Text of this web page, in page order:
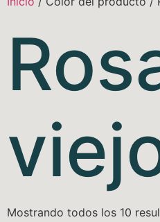
Mostrando todos los 10